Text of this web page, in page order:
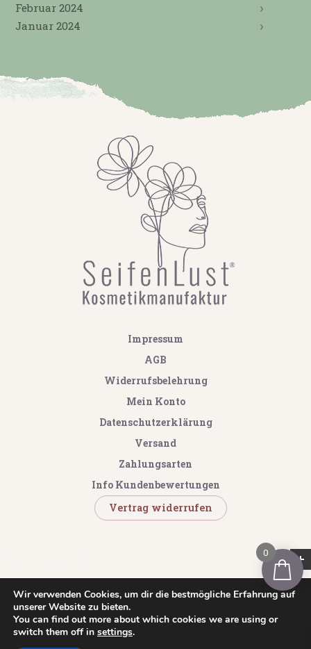
Februar 2024
Januar 2024
Impressum
AGB
Widerrufsbelehrung
Mein Konto
Datenschutzerklärung
Versand
Zahlungsarten
Info Kundenbewertungen
Vertrag widerrufen
Copyright © 2023 - 2026 by SeifenLust®
Wir verwenden Cookies, um dir die bestmögliche Erfahrung auf
unserer Website zu bieten.
You can find out more about which cookies we are using or
switch them off in settings.
0